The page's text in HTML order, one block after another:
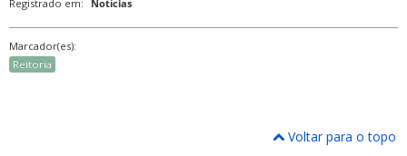
Registrado em: Notícias
Marcador(es):
Reitoria
Voltar para o topo